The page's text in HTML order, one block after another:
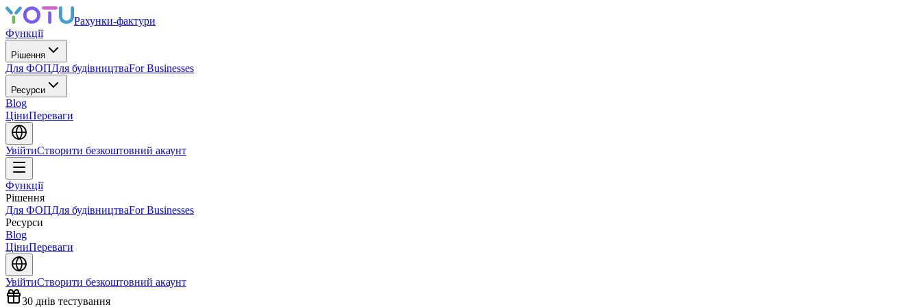
Рахунки-фактури
Функції
Рішення
Для ФОПДля будівництваFor Businesses
Ресурси
Blog
ЦіниПереваги
УвійтиСтворити безкоштовний акаунт
Функції
Рішення
Для ФОПДля будівництваFor Businesses
Ресурси
Blog
ЦіниПереваги
УвійтиСтворити безкоштовний акаунт
30 днів тестування